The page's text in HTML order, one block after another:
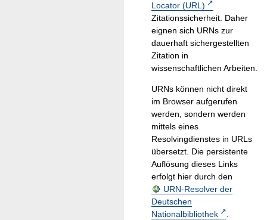
Locator (URL)
Zitationssicherheit. Daher
eignen sich URNs zur
dauerhaft sichergestellten
Zitation in
wissenschaftlichen Arbeiten.
URNs können nicht direkt
im Browser aufgerufen
werden, sondern werden
mittels eines
Resolvingdienstes in URLs
übersetzt. Die persistente
Auflösung dieses Links
erfolgt hier durch den
URN-Resolver der
Deutschen
Nationalbibliothek
.